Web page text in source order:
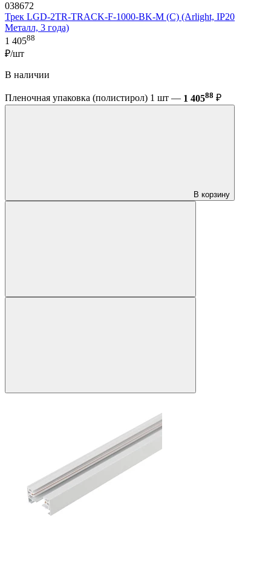
038672
Трек LGD-2TR-TRACK-F-1000-BK-M (C) (Arlight, IP20
Металл, 3 года)
1 40588
₽/шт
В наличии
Пленочная упаковка (полистирол) 1 шт — 1 40588 ₽
В корзину